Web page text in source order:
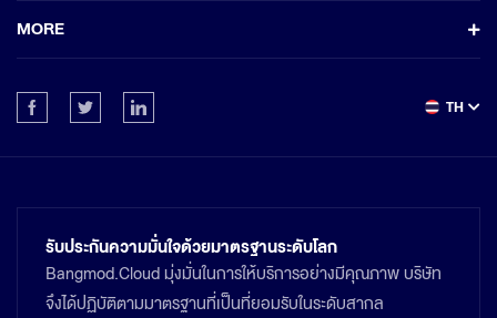
MORE
TH
รับประกันความมั่นใจด้วยมาตรฐานระดับโลก
Bangmod.Cloud มุ่งมั่นในการให้บริการอย่างมีคุณภาพ บริษัท
จึงได้ปฏิบัติตามมาตรฐานที่เป็นที่ยอมรับในระดับสากล